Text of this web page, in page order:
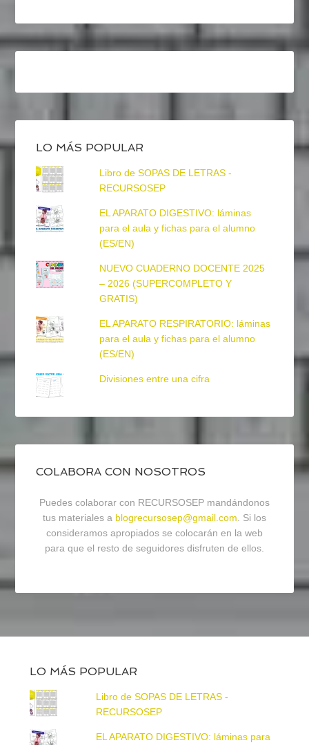
LO MÁS POPULAR
Libro de SOPAS DE LETRAS -
RECURSOSEP
EL APARATO DIGESTIVO: láminas
para el aula y fichas para el alumno
(ES/EN)
NUEVO CUADERNO DOCENTE 2025
– 2026 (SUPERCOMPLETO Y
GRATIS)
EL APARATO RESPIRATORIO: láminas
para el aula y fichas para el alumno
(ES/EN)
Divisiones entre una cifra
COLABORA CON NOSOTROS
Puedes colaborar con RECURSOSEP mandándonos
tus materiales a blogrecursosep@gmail.com. Si los
consideramos apropiados se colocarán en la web
para que el resto de seguidores disfruten de ellos.
LO MÁS POPULAR
Libro de SOPAS DE LETRAS -
RECURSOSEP
EL APARATO DIGESTIVO: láminas para